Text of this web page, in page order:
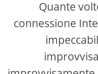
Quante
connessione